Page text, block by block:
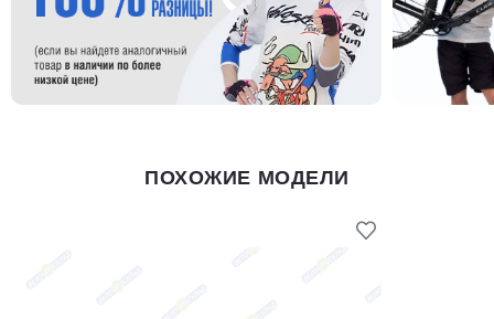
ПОХОЖИЕ МОДЕЛИ